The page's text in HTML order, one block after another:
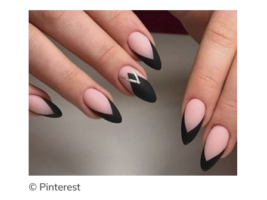
© Pinterest